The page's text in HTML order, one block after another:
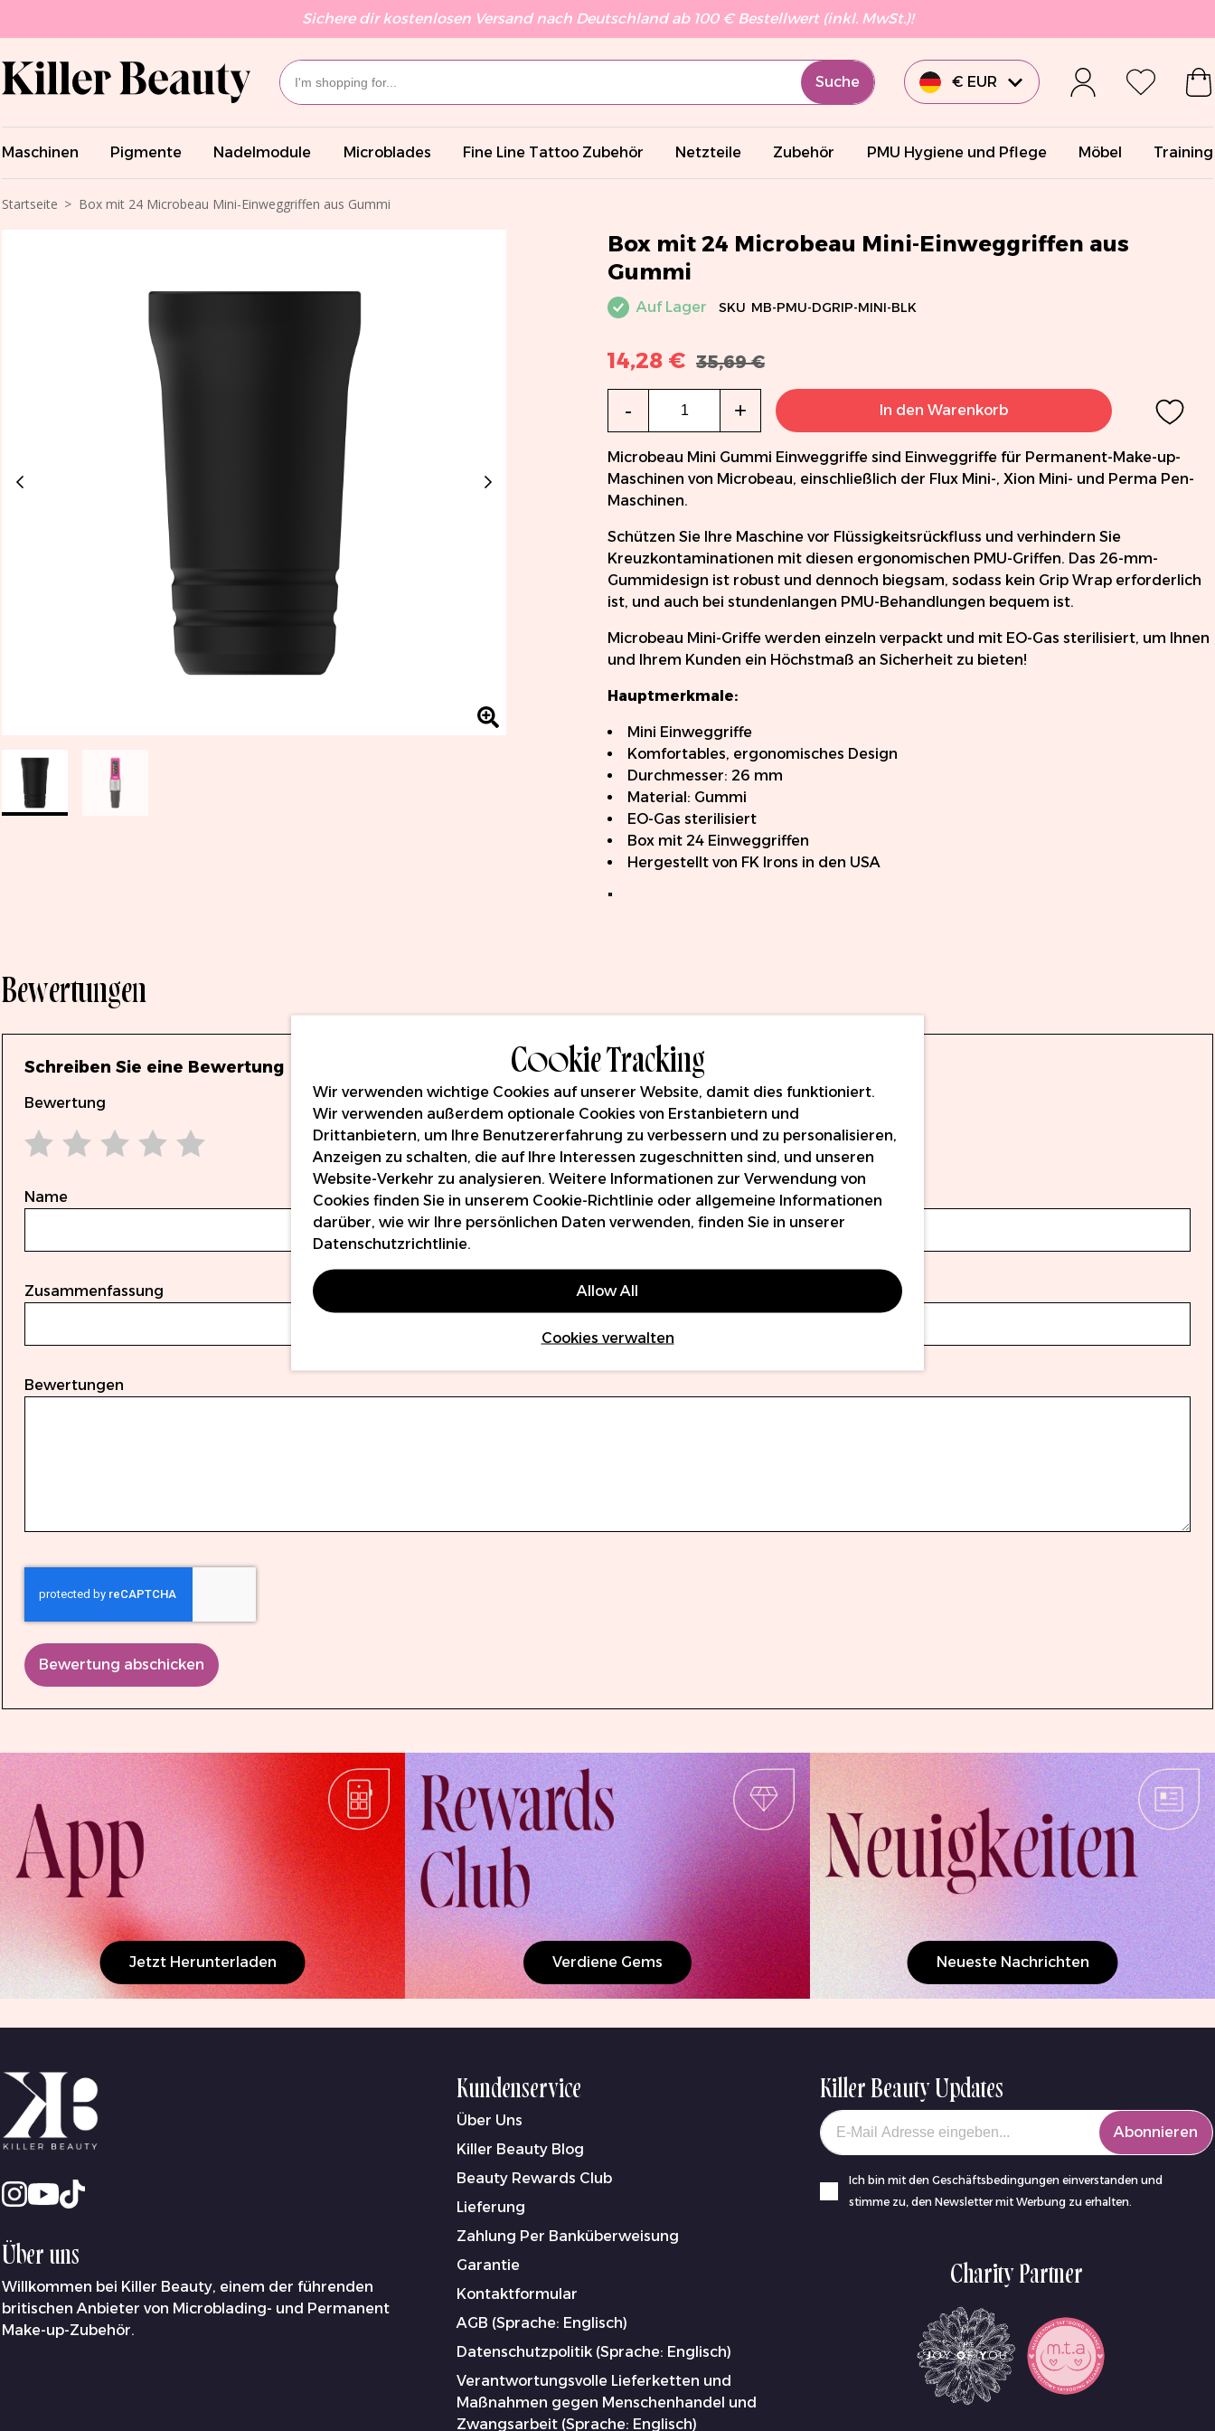
Sichere dir kostenlosen Versand nach Deutschland ab 100 € Bestellwert (inkl. MwSt.)!
Suche € EUR
£ GBP
€ EUR
Maschinen Pigmente Nadelmodule Microblades Fine Line Tattoo Zubehör Netzteile Zubehör PMU Hygiene und Pflege Möbel Training
Startseite Box mit 24 Microbeau Mini-Einweggriffen aus Gummi
Box mit 24 Microbeau Mini-Einweggriffen aus
Gummi
Auf Lager SKU MB-PMU-DGRIP-MINI-BLK
14,28 € 35,69 €
- + In den Warenkorb
Microbeau Mini Gummi Einweggriffe sind Einweggriffe für Permanent-Make-up-
Maschinen von Microbeau, einschließlich der Flux Mini-, Xion Mini- und Perma Pen-
Maschinen.
Schützen Sie Ihre Maschine vor Flüssigkeitsrückfluss und verhindern Sie
Kreuzkontaminationen mit diesen ergonomischen PMU-Griffen. Das 26-mm-
Gummidesign ist robust und dennoch biegsam, sodass kein Grip Wrap erforderlich
ist, und auch bei stundenlangen PMU-Behandlungen bequem ist.
Microbeau Mini-Griffe werden einzeln verpackt und mit EO-Gas sterilisiert, um Ihnen
und Ihrem Kunden ein Höchstmaß an Sicherheit zu bieten!
Hauptmerkmale:
Mini Einweggriffe
Komfortables, ergonomisches Design
Durchmesser: 26 mm
Material: Gummi
EO-Gas sterilisiert
Box mit 24 Einweggriffen
Hergestellt von FK Irons in den USA
"
Bewertungen
Schreiben Sie eine Bewertung
Bewertung
Name
Zusammenfassung
Bewertungen
Bewertung abschicken
Jetzt Herunterladen Verdiene Gems Neueste Nachrichten
Über uns
Willkommen bei Killer Beauty, einem der führenden
britischen Anbieter von Microblading- und Permanent
Make-up-Zubehör.
Kundenservice
Über Uns
Killer Beauty Blog
Beauty Rewards Club
Lieferung
Zahlung Per Banküberweisung
Garantie
Kontaktformular
AGB (Sprache: Englisch)
Datenschutzpolitik (Sprache: Englisch)
Verantwortungsvolle Lieferketten und
Maßnahmen gegen Menschenhandel und
Zwangsarbeit (Sprache: Englisch)
Killer Beauty Updates
Your email
Abonnieren
Ich bin mit den Geschäftsbedingungen einverstanden und
stimme zu, den Newsletter mit Werbung zu erhalten.
Charity Partner
Cookie Tracking
Wir verwenden wichtige Cookies auf unserer Website, damit dies funktioniert.
Wir verwenden außerdem optionale Cookies von Erstanbietern und
Drittanbietern, um Ihre Benutzererfahrung zu verbessern und zu personalisieren,
Anzeigen zu schalten, die auf Ihre Interessen zugeschnitten sind, und unseren
Website-Verkehr zu analysieren. Weitere Informationen zur Verwendung von
Cookies finden Sie in unserem Cookie-Richtlinie oder allgemeine Informationen
darüber, wie wir Ihre persönlichen Daten verwenden, finden Sie in unserer
Datenschutzrichtlinie.
Allow All
Cookies verwalten